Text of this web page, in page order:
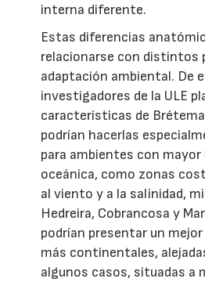
interna diferente.
Estas diferencias
relacionarse con distintos
adaptación ambiental. De
investigadores de la ULE
características de
podrían hacerlas
para ambientes con mayor
oceánica, como zonas
al viento y a la salinidad,
Hedreira, Cobrancosa y
podrían presentar un
más continentales,
algunos casos, situadas a